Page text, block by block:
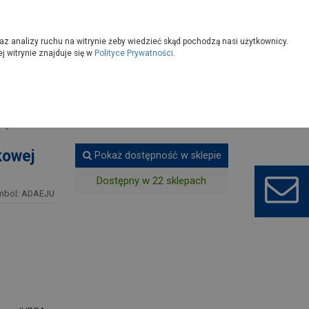
ADAEJU
Pokaż dostępność w sklepie
Dostępny w 22 sklepach
analizy ruchu na witrynie żeby wiedzieć skąd pochodzą nasi użytkownicy.
witrynie znajduje się w Polityce Prywatności.